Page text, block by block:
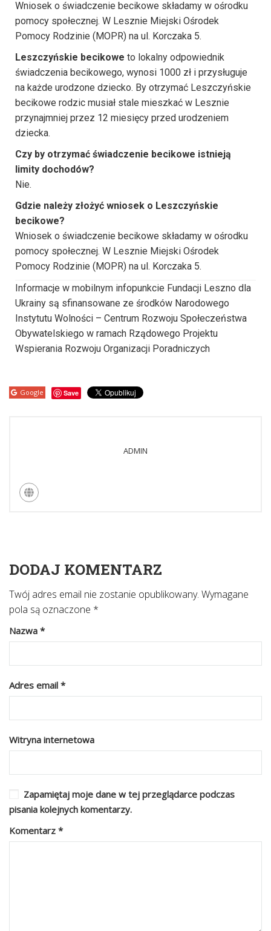
Wniosek o świadczenie becikowe składamy w ośrodku
pomocy społecznej. W Lesznie Miejski Ośrodek
Pomocy Rodzinie (MOPR) na ul. Korczaka 5.
Leszczyńskie becikowe to lokalny odpowiednik
świadczenia becikowego, wynosi 1000 zł i przysługuje
na każde urodzone dziecko. By otrzymać Leszczyńskie
becikowe rodzic musiał stale mieszkać w Lesznie
przynajmniej przez 12 miesięcy przed urodzeniem
dziecka.
Czy by otrzymać świadczenie becikowe istnieją
limity dochodów?
Nie.
Gdzie należy złożyć wniosek o Leszczyńskie
becikowe?
Wniosek o świadczenie becikowe składamy w ośrodku
pomocy społecznej. W Lesznie Miejski Ośrodek
Pomocy Rodzinie (MOPR) na ul. Korczaka 5.
Informacje w mobilnym infopunkcie Fundacji Leszno dla
Ukrainy są sfinansowane ze środków Narodowego
Instytutu Wolności – Centrum Rozwoju Społeczeństwa
Obywatelskiego w ramach Rządowego Projektu
Wspierania Rozwoju Organizacji Poradniczych
Google Save
ADMIN
DODAJ KOMENTARZ
Twój adres email nie zostanie opublikowany. Wymagane
pola są oznaczone *
Nazwa *
Adres email *
Witryna internetowa
Zapamiętaj moje dane w tej przeglądarce podczas
pisania kolejnych komentarzy.
Komentarz *